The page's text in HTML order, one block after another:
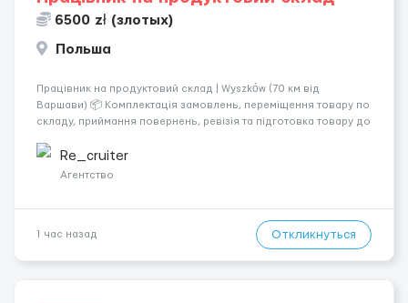
6500 zł (злотых)
Польша
Працівник на продуктовий склад | Wyszków (70 км від
Варшави) 📦 Комплектація замовлень, переміщення товару по
складу, приймання повернень, ревізія та підготовка товару до
— акордна система оплати (можливий заробіто...
Re_cruiter
Агентство
1 час назад Откликнуться